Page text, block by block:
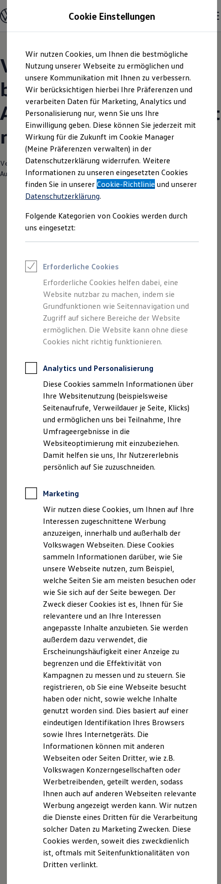
Hauptinhalt
springen
Footer
springen
Modelle und Konfigurator
Konfigurator
Modelle vergleichen
Elektroautos
ENERGY Sondermodelle
Nutzfahrzeuge
SUV und CUV
Familienautos
Kombis
Kompaktwagen
Sportwagen
Schnell verfügbare Fahrzeuge
Angebote und Produkte
Aktuelle Angebote
E-Auto-Förderung
Volkswagen Marktplatz
Die ENERGY Sondermodelle
Junge Gebrauchtwagen und Gebrauchtwagen
Volkswagen Zertifizierte Gebrauchtwagen
Elektromobilität bei Gebrauchtwagen
Saisonangebote
Reifenpakete
Leasing
Leasing-Angebote
Elektroauto Leasing
Kleinwagen-Leasing
Leasing ohne Anzahlung
Finanzierung
Autokredit mit Schlussrate
Versicherungen und Garantien
Kfz-Versicherung
Restschuldversicherungen
Garantien
Professional Class bei Volkswagen
Behörden
Direktkunden
Sonderfahrzeuge
Anpfiff zum Gewinn
Elektromobilität
Elektroautos
ID. Tutorials
Elektrofahrzeugkonzepte
ID. EVERY1
Reichweite
Rekuperation
Laden unterwegs
Laden Zuhause
Ladestationen finden
Ladezeitensimulator
Batterie
Sicherheit
Nachhaltigkeit
Technologie
Kosten und Kauf
Kaufoptionen
E-Auto-Förderung
Software und Konnektivität
Die ID. Software 6
ID. Software Versionen und Updates
Digitale Extras
Schnittstellen zu Ihrem ID.
Hybridautos
Marke und Erlebnis
Volkswagen R und R Experience
R-Modelle
R Experience
Driving Experience
Volkswagen entdecken
Werkbesichtigung
Lifestyle Shop
T-Roc Kollektion
Golf Kollektion
ID. Kollektion
Volkswagen Kollektion
R-Kollektion
GTI Kollektion
Fußball Drop
we drive football
#wedriveproud
Besitzer und Service
Software Updates
Service und Ersatzteile
Volkswagen Modelle |
bhg
Autohandelsgesellschaft
mbH Ettlingen
Verantwortlich für die Inhalte auf dieser Seite ist die bhg
Autohandelsgesellschaft mbH (Impressum & Rechtliches)
Der Polo
Kompakt, wendig und voller Möglichkeiten.
Mehr zum Polo erfahren
Der neue ID.3 Neo
So geht neu. Klar im Design. Stark im Alltag.
Entdecken Sie jetzt den neuen ID.3 Neo!
Mehr zum ID.3 Neo erfahren
Der T-Cross
Wendig, flexibel, vielseitig. Entdecken Sie den
T‑Cross.
Mehr zum T-Cross erfahren
Cookie Einstellungen
Wir nutzen Cookies, um Ihnen die bestmögliche
Nutzung unserer Webseite zu ermöglichen und
unsere Kommunikation mit Ihnen zu verbessern.
Wir berücksichtigen hierbei Ihre Präferenzen und
verarbeiten Daten für Marketing, Analytics und
Personalisierung nur, wenn Sie uns Ihre
Einwilligung geben. Diese können Sie jederzeit mit
Wirkung für die Zukunft im Cookie Manager
(Meine Präferenzen verwalten) in der
Datenschutzerklärung widerrufen. Weitere
Informationen zu unseren eingesetzten Cookies
finden Sie in unsererCookie-Richtlinie und unserer
Datenschutzerklärung.
Folgende Kategorien von Cookies werden durch
uns eingesetzt:
Erforderliche Cookies
Erforderliche Cookies helfen dabei, eine
Website nutzbar zu machen, indem sie
Grundfunktionen wie Seitennavigation und
Zugriff auf sichere Bereiche der Website
ermöglichen. Die Website kann ohne diese
Cookies nicht richtig funktionieren.
Analytics und Personalisierung
Diese Cookies sammeln Informationen über
Ihre Websitenutzung (beispielsweise
Seitenaufrufe, Verweildauer je Seite, Klicks)
und ermöglichen uns bei Teilnahme, Ihre
Umfrageergebnisse in die
Websiteoptimierung mit einzubeziehen.
Damit helfen sie uns, Ihr Nutzererlebnis
persönlich auf Sie zuzuschneiden.
Marketing
Wir nutzen diese Cookies, um Ihnen auf Ihre
Interessen zugeschnittene Werbung
anzuzeigen, innerhalb und außerhalb der
Volkswagen Webseiten. Diese Cookies
sammeln Informationen darüber, wie Sie
unsere Webseite nutzen, zum Beispiel,
welche Seiten Sie am meisten besuchen oder
wie Sie sich auf der Seite bewegen. Der
Zweck dieser Cookies ist es, Ihnen für Sie
relevantere und an Ihre Interessen
angepasste Inhalte anzubieten. Sie werden
außerdem dazu verwendet, die
Erscheinungshäufigkeit einer Anzeige zu
begrenzen und die Effektivität von
Kampagnen zu messen und zu steuern. Sie
registrieren, ob Sie eine Webseite besucht
haben oder nicht, sowie welche Inhalte
genutzt worden sind. Dies basiert auf einer
eindeutigen Identifikation Ihres Browsers
sowie Ihres Internetgeräts. Die
Informationen können mit anderen
Webseiten oder Seiten Dritter, wie z.B.
Volkswagen Konzerngesellschaften oder
Werbetreibenden, geteilt werden, sodass
Ihnen auch auf anderen Webseiten relevante
Werbung angezeigt werden kann. Wir nutzen
die Dienste eines Dritten für die Verarbeitung
solcher Daten zu Marketing Zwecken. Diese
Cookies werden, soweit dies zweckdienlich
ist, oftmals mit Seitenfunktionalitäten von
Dritten verlinkt.